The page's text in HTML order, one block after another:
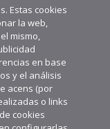
Estas cookies
la web,
mismo,
en base
y el análisis
acens (por
o links
cookies